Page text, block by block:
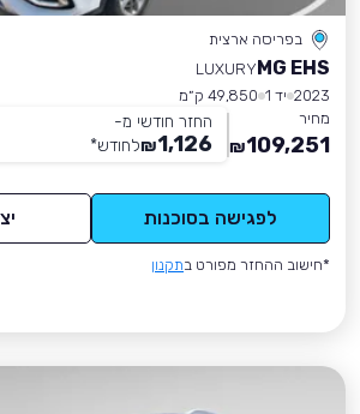
בפריסה ארצית
MG EHS
LUXURY
2023 יד 1
49,850 ק״מ
מחיר
109,251
₪
החזר חודשי מ-
1,126
₪לחודש*
לפגישה בסוכנות
*חישוב ההחזר מפורט בתקנון